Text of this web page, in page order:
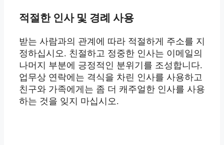
적절한 인사 및 경례 사용
받는 사람과의 관계에 따라 적절하게 주소를 지
정하십시오. 친절하고 정중한 인사는 이메일의
나머지 부분에 긍정적인 분위기를 조성합니다.
업무상 연락에는 격식을 차린 인사를 사용하고
친구와 가족에게는 좀 더 캐주얼한 인사를 사용
하는 것을 잊지 마십시오.